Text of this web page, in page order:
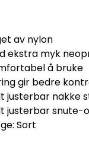
av nylon
ekstra myk
å bruke
gir bedre
justerbar nakke
justerbar snute-
Sort